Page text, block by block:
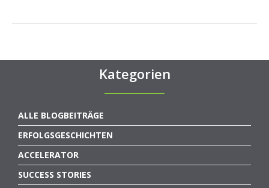
Kategorien
ALLE BLOGBEITRÄGE
ERFOLGSGESCHICHTEN
ACCELERATOR
SUCCESS STORIES